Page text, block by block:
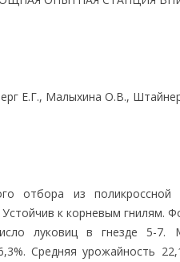
Е.Г., Малыхина О.В.,
отбора из поликроссной
к корневым гнилям.
луковиц в гнезде 5-7.
Средняя урожайность